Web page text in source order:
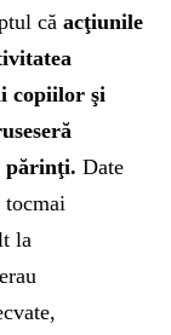
că acţiunile
copiilor şi
părinţi. Date
tocmai
la